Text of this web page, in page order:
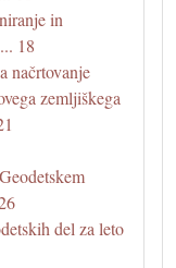
in
18
načrtovanje
zemljiškega
del za leto